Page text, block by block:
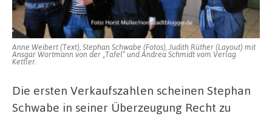
Anne Weibert (Text), Stephan Schwabe (Fotos), Judith Rüther (Layout) mit
Ansgar Wortmann von der „Tafel“ und Andrea Schmidt vom Verlag
Kettler.
Die ersten Verkaufszahlen scheinen Stephan
Schwabe in seiner Überzeugung Recht zu